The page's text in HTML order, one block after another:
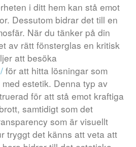
i ditt hem kan stå emot
Dessutom bidrar det till en
När du tänker på din
av rätt fönsterglas en kritisk
att besöka
för att hitta lösningar som
estetik. Denna typ av
för att stå emot kraftiga
samtidigt som det
som är visuellt
tryggt det känns att veta att